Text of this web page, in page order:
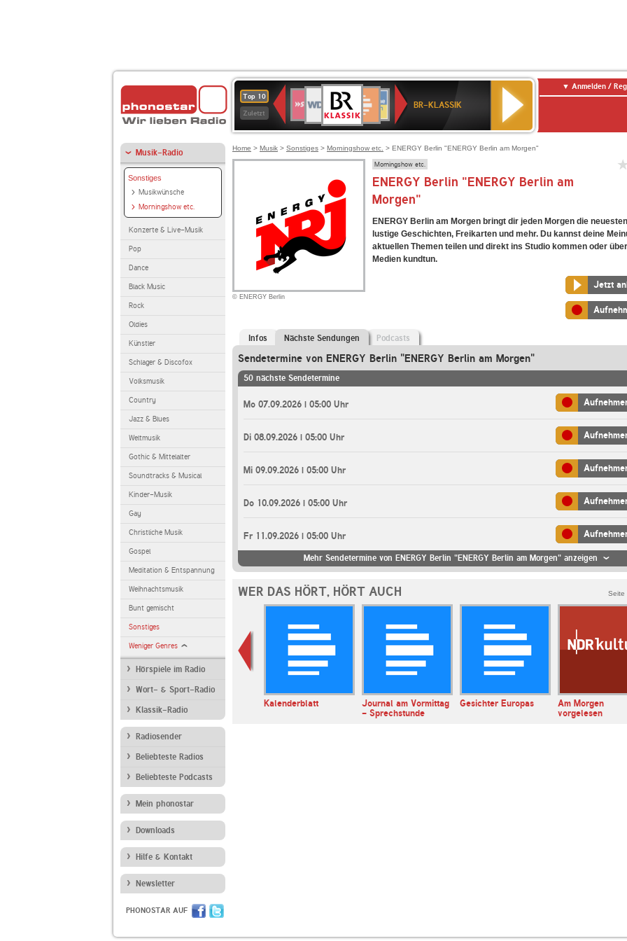
Top 10
Zuletzt
Deutschlandfunk
80er
90er
OLDIE
ANTENNE
4
BR-
KLASSIK
Deutschlandfunk
Kultur
ANTENNE
BAYERN
SWR
Kultur
NDR
2
BR-KLASSIK
Anmelden /
Musik-Radio
Sonstiges
Musikwünsche
Morningshow etc.
Konzerte & Live-Musik
Pop
Dance
Black Music
Rock
Oldies
Künstler
Schlager & Discofox
Volksmusik
Country
Jazz & Blues
Weltmusik
Gothic & Mittelalter
Soundtracks & Musical
Kinder-Musik
Gay
Christliche Musik
Gospel
Meditation & Entspannung
Weihnachtsmusik
Bunt gemischt
Sonstiges
Weniger Genres
Hörspiele im Radio
Wort- & Sport-Radio
Klassik-Radio
Radiosender
Beliebteste Radios
Beliebteste Podcasts
Mein phonostar
Downloads
Hilfe & Kontakt
Newsletter
PHONOSTAR AUF
Home > Musik > Sonstiges > Morningshow etc. > ENERGY Berlin "ENERGY Berlin am Morgen"
© ENERGY Berlin
Morningshow etc.
ENERGY Berlin "ENERGY Berlin am
Morgen"
ENERGY Berlin am Morgen bringt dir jeden Morgen die
lustige Geschichten, Freikarten und mehr. Du kannst deine
aktuellen Themen teilen und direkt ins Studio kommen oder
Medien kundtun.
Jetzt
Infos Nächste Sendungen Podcasts
Sendetermine von ENERGY Berlin "ENERGY Berlin am Morgen"
50 nächste Sendetermine
Mo 07.09.2026 | 05:00 Uhr
Di 08.09.2026 | 05:00 Uhr
Mi 09.09.2026 | 05:00 Uhr
Do 10.09.2026 | 05:00 Uhr
Fr 11.09.2026 | 05:00 Uhr
Mehr Sendetermine von ENERGY Berlin "ENERGY Berlin am Morgen" anzeigen
WER DAS HÖRT, HÖRT AUCH Seite
Jazz
Kalenderblatt
Journal am Vormittag
- Sprechstunde
Gesichter Europas
Am Morgen
vorgelesen